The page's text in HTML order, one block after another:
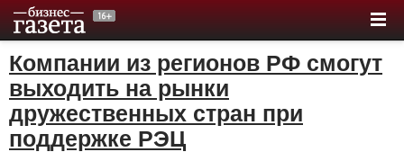
Компании из регионов РФ смогут
выходить на рынки
дружественных стран при
поддержке РЭЦ